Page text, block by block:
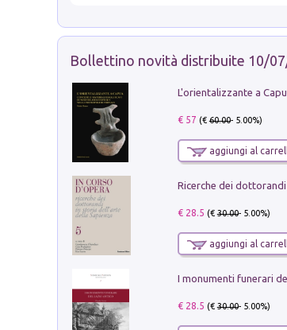
Bollettino novità distribuite 10/
€ 57 (€60.00- 5.00%)
aggiungi al
€ 28.5 (€30.00- 5.00%)
aggiungi al
€ 28.5 (€30.00- 5.00%)